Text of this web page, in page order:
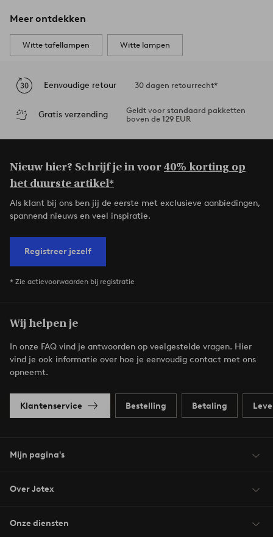
Meer ontdekken
Witte tafellampen Witte lampen
Eenvoudige retour 30 dagen retourrecht*
Gratis verzending
Geldt voor standaard pakketten
boven de 129 EUR
Nieuw hier? Schrijf je in voor40% korting op
het duurste artikel*
Als klant bij ons ben jij de eerste met exclusieve aanbiedingen,
spannend nieuws en veel inspiratie.
Registreer jezelf
* Zie actievoorwaarden bij registratie
Wij helpen je
In onze FAQ vind je antwoorden op veelgestelde vragen. Hier
vind je ook informatie over hoe je eenvoudig contact met ons
opneemt.
Klantenservice Bestelling Betaling
Mijn pagina's
Over Jotex
Onze diensten